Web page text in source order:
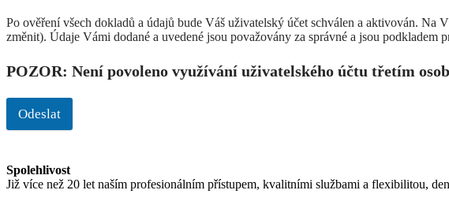
Po ověření všech dokladů a údajů bude Váš uživatelský účet schválen a aktivován. Na
změnit). Údaje Vámi dodané a uvedené jsou považovány za správné a jsou
POZOR: Není povoleno využívání uživatelského účtu třetím
Odeslat
Spolehlivost
Již více než 20 let naším profesionálním přístupem, kvalitními službami a flexibilitou,